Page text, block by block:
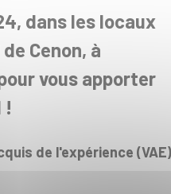
dans les locaux
Cenon, à
vous apporter
!
de l'expérience (VAE)